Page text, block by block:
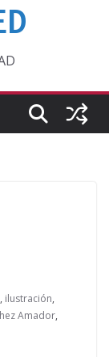
, ilustración,
Amador,